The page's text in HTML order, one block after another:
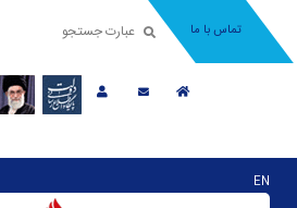
تماس با ما
EN